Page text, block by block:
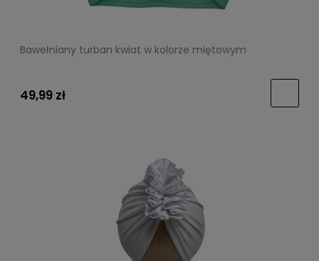
Bawełniany turban kwiat w kolorze miętowym
49,99 zł